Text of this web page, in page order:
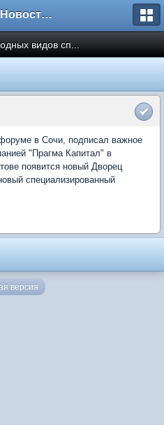
Форум Новостройки
видов сп...
в Сочи, подписал важное
"Прагма Капитал" в
появится новый Дворец
специализированный
версия